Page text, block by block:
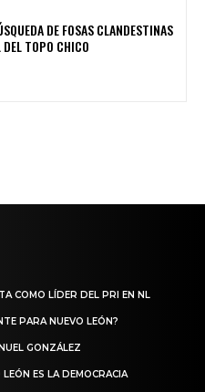
DE FOSAS CLANDESTINAS
DEL TOPO CHICO
COMO LÍDER DEL PRI EN NL
PARA NUEVO LEÓN?
GONZÁLEZ
ES LA DEMOCRACIA